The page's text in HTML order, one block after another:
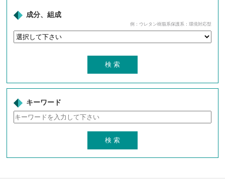
成分、組成
例：ウレタン樹脂系保護系：環境対応型
キーワード